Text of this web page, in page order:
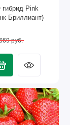
pH
и
укрытия.
Pink
Бриллиант)
руб.